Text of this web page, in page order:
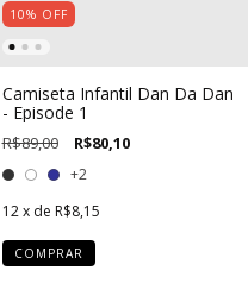
10% OFF
Camiseta Infantil Dan Da Dan
- Episode 1
R$89,00 R$80,10
+2
12 x de R$8,15
COMPRAR